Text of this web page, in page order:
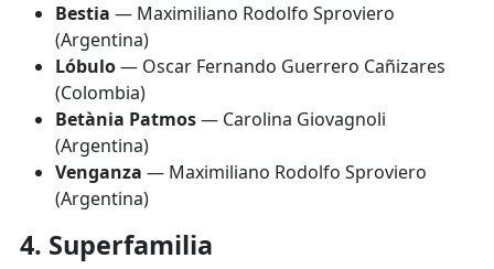
Bestia — Maximiliano Rodolfo Sproviero
(Argentina)
Lóbulo— Oscar Fernando Guerrero Cañizares
(Colombia)
Betània Patmos— Carolina Giovagnoli
(Argentina)
Venganza — Maximiliano Rodolfo Sproviero
(Argentina)
4. Superfamilia